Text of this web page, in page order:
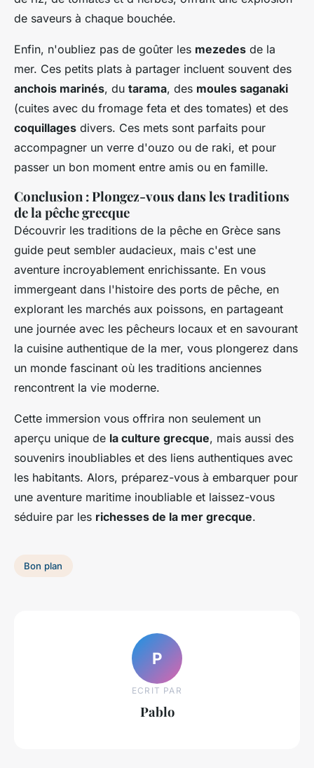
de saveurs à chaque bouchée.
Enfin, n'oubliez pas de goûter les mezedes de la
mer. Ces petits plats à partager incluent souvent des
anchois marinés, du tarama, des moules saganaki
(cuites avec du fromage feta et des tomates) et des
coquillages divers. Ces mets sont parfaits pour
accompagner un verre d'ouzo ou de raki, et pour
passer un bon moment entre amis ou en famille.
Conclusion : Plongez-vous dans les traditions
de la pêche grecque
Découvrir les traditions de la pêche en Grèce sans
guide peut sembler audacieux, mais c'est une
aventure incroyablement enrichissante. En vous
immergeant dans l'histoire des ports de pêche, en
explorant les marchés aux poissons, en partageant
une journée avec les pêcheurs locaux et en savourant
la cuisine authentique de la mer, vous plongerez dans
un monde fascinant où les traditions anciennes
rencontrent la vie moderne.
Cette immersion vous offrira non seulement un
aperçu unique de la culture grecque, mais aussi des
souvenirs inoubliables et des liens authentiques avec
les habitants. Alors, préparez-vous à embarquer pour
une aventure maritime inoubliable et laissez-vous
séduire par les richesses de la mer grecque.
Bon plan
P
ECRIT PAR
Pablo